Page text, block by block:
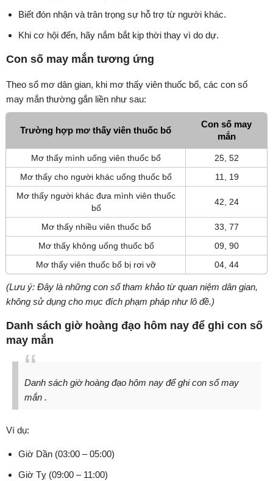
Biết đón nhận và trân trọng sự hỗ trợ từ người khác.
Khi cơ hội đến, hãy nắm bắt kịp thời thay vì do dự.
Con số may mắn tương ứng
Theo sổ mơ dân gian, khi mơ thấy viên thuốc bổ, các con số
may mắn thường gắn liền như sau:
Trường hợp mơ thấy viên thuốc bổ
Con số may
mắn
Mơ thấy mình uống viên thuốc bổ
25, 52
Mơ thấy cho người khác uống thuốc bổ
11, 19
Mơ thấy người khác đưa mình viên thuốc
bổ
42, 24
Mơ thấy nhiều viên thuốc bổ
33, 77
Mơ thấy không uống thuốc bổ
09, 90
Mơ thấy viên thuốc bổ bị rơi vỡ
04, 44
(Lưu ý: Đây là những con số tham khảo từ quan niệm dân gian,
không sử dụng cho mục đích phạm pháp như lô đề.)
Danh sách giờ hoàng đạo hôm nay để ghi con số
may mắn
Danh sách giờ hoàng đạo hôm nay để ghi con số may
mắn .
Ví dụ:
Giờ Dần (03:00 – 05:00)
Giờ Tỵ (09:00 – 11:00)